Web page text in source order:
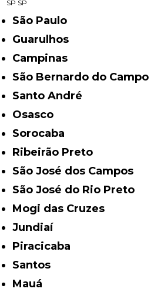
SP SP
São Paulo
Guarulhos
Campinas
São Bernardo do Campo
Santo André
Osasco
Sorocaba
Ribeirão Preto
São José dos Campos
São José do Rio Preto
Mogi das Cruzes
Jundiaí
Piracicaba
Santos
Mauá